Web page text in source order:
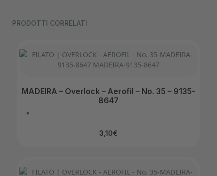
PRODOTTI CORRELATI
MADEIRA – Overlock – Aerofil – No. 35 – 9135-
8647
3,10€